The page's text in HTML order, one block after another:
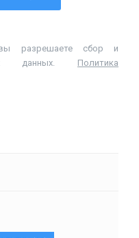
вы разрешаете сбор и
данных. Политика